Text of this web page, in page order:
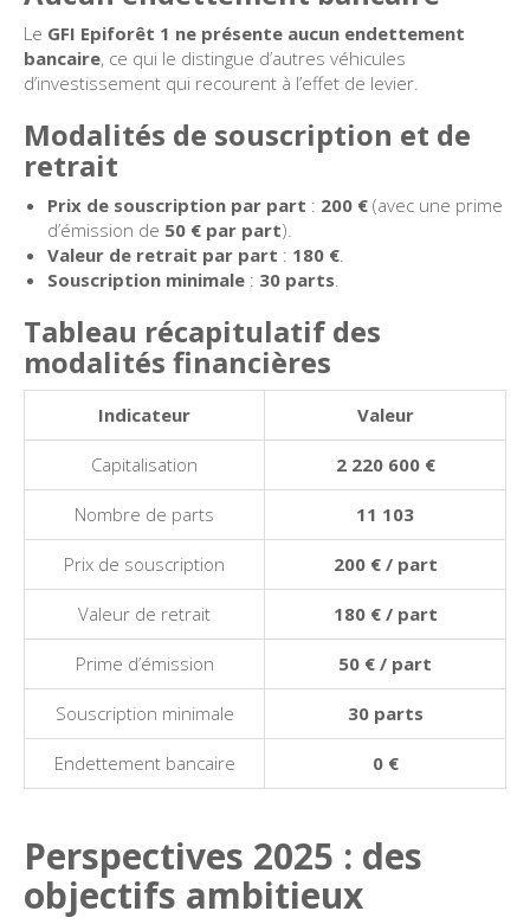
Le GFI Epiforêt 1 ne présente aucun endettement
bancaire, ce qui le distingue d’autres véhicules
d’investissement qui recourent à l’effet de levier.
Modalités de souscription et de
retrait
Prix de souscription par part : 200 € (avec une prime
d’émission de 50 € par part).
Valeur de retrait par part : 180 €
Souscription minimale : 30 parts
Tableau récapitulatif des
modalités financières
Indicateur Valeur
Capitalisation 2 220 600 €
Nombre de parts 11 103
Prix de souscription 200 € / part
Valeur de retrait 180 € / part
Prime d’émission 50 € / part
Souscription minimale 30 parts
Endettement bancaire 0 €
Perspectives 2025 : des
objectifs ambitieux